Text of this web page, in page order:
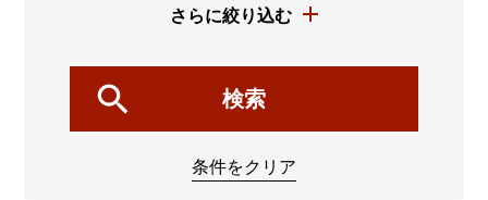
さらに絞り込む
検索
条件をクリア